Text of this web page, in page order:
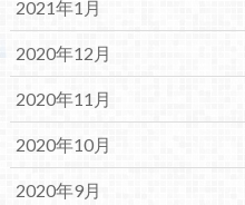
2021年1月
2020年12月
2020年11月
2020年10月
2020年9月